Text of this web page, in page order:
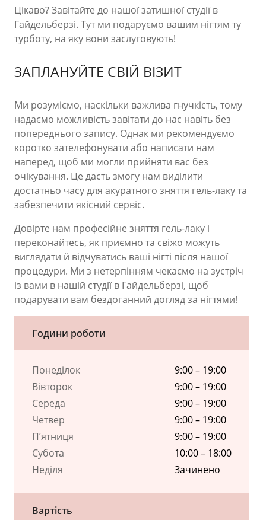
Цікаво? Завітайте до нашої затишної студії в
Гайдельберзі. Тут ми подаруємо вашим нігтям ту
турботу, на яку вони заслуговують!
ЗАПЛАНУЙТЕ СВІЙ ВІЗИТ
Ми розуміємо, наскільки важлива гнучкість, тому
надаємо можливість завітати до нас навіть без
попереднього запису. Однак ми рекомендуємо
коротко зателефонувати або написати нам
наперед, щоб ми могли прийняти вас без
очікування. Це дасть змогу нам виділити
достатньо часу для акуратного зняття гель-лаку та
забезпечити якісний сервіс.
Довірте нам професійне зняття гель-лаку і
переконайтесь, як приємно та свіжо можуть
виглядати й відчуватись ваші нігті після нашої
процедури. Ми з нетерпінням чекаємо на зустріч
із вами в нашій студії в Гайдельберзі, щоб
подарувати вам бездоганний догляд за нігтями!
Години роботи
Понеділок
Вівторок
Середа
Четвер
П’ятниця
Субота
Неділя
9:00 – 19:00
9:00 – 19:00
9:00 – 19:00
9:00 – 19:00
9:00 – 19:00
10:00 – 18:00
Зачинено
Вартість